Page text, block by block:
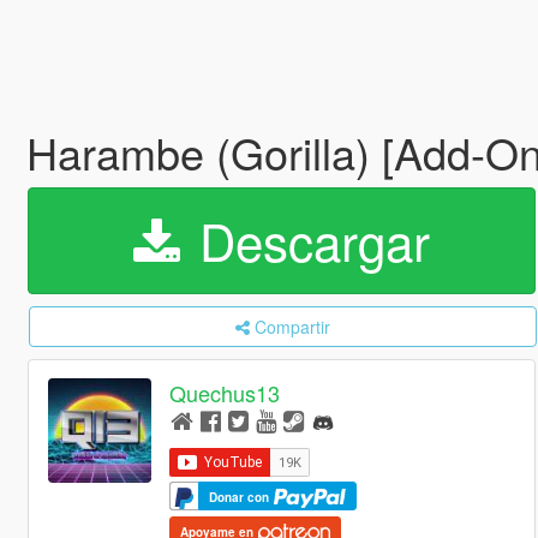
Harambe (Gorilla) [Add-
Descargar
Compartir
Quechus13
Donar con
Apoyame en